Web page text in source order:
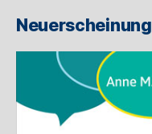
Neuerscheinung